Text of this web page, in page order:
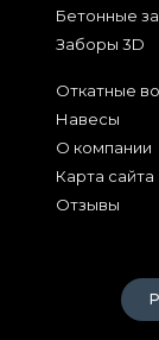
Бетонные
Заборы 3D
Откатные
Навесы
О компании
Карта сайта
Отзывы